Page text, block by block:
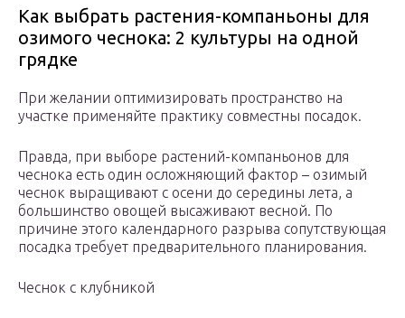
Как выбрать растения-компаньоны для
озимого чеснока: 2 культуры на одной
грядке
При желании оптимизировать пространство на
участке применяйте практику совместны посадок.
Правда, при выборе растений-компаньонов для
чеснока есть один осложняющий фактор – озимый
чеснок выращивают с осени до середины лета, а
большинство овощей высаживают весной. По
причине этого календарного разрыва сопутствующая
посадка требует предварительного планирования.
Чеснок с клубникой